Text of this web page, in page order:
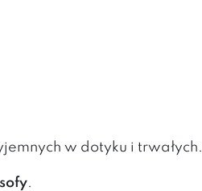
w dotyku i trwałych.
.